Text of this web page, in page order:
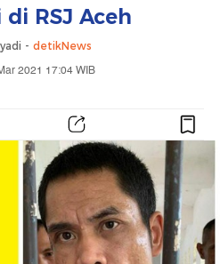
RSJ Aceh
- detikNews
2021 17:04 WIB